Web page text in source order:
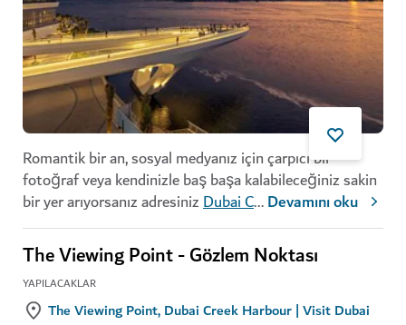
Romantik bir an, sosyal medyanız için çarpıcı bir
fotoğraf veya kendinizle baş başa kalabileceğiniz sakin
bir yer arıyorsanız adresinizDubai C...Devamını oku
The Viewing Point - Gözlem Noktası
YAPILACAKLAR
The Viewing Point, Dubai Creek Harbour | Visit Dubai